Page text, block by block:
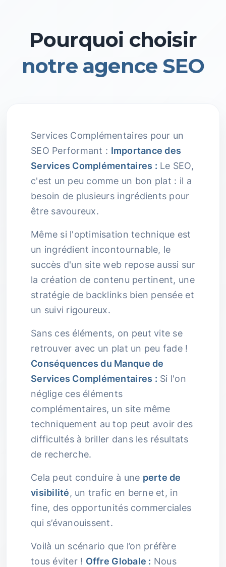
Pourquoi choisir
notre agence SEO
Services Complémentaires pour un
SEO Performant : Importance des
Services Complémentaires : Le SEO,
c'est un peu comme un bon plat : il a
besoin de plusieurs ingrédients pour
être savoureux.
Même si l'optimisation technique est
un ingrédient incontournable, le
succès d'un site web repose aussi sur
la création de contenu pertinent, une
stratégie de backlinks bien pensée et
un suivi rigoureux.
Sans ces éléments, on peut vite se
retrouver avec un plat un peu fade !
Conséquences du Manque de
Services Complémentaires : Si l'on
néglige ces éléments
complémentaires, un site même
techniquement au top peut avoir des
difficultés à briller dans les résultats
de recherche.
Cela peut conduire à une perte de
visibilité, un trafic en berne et, in
fine, des opportunités commerciales
qui s’évanouissent.
Voilà un scénario que l’on préfère
tous éviter ! Offre Globale : Nous